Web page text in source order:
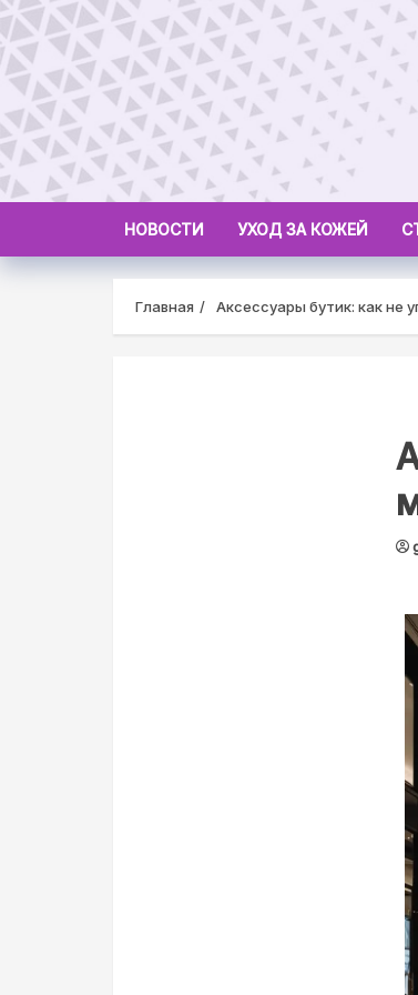
Skip
to
content
НОВОСТИ УХОД ЗА КОЖЕЙ
Главная Аксессуары бутик: как не